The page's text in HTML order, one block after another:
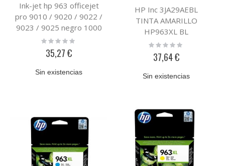
Ink-jet hp 963 officejet
pro 9010 / 9020 / 9022 /
9023 / 9025 negro 1000
paginas
Rating:
35,27 €
Sin existencias
HP Inc 3JA29AEBL
TINTA AMARILLO
HP963XL BL
Rating:
37,64 €
Sin existencias